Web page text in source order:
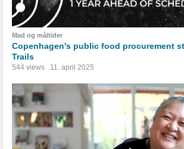
Mad og måltider
Copenhagen's public food procurement
Trails
544 views 11. april 2025